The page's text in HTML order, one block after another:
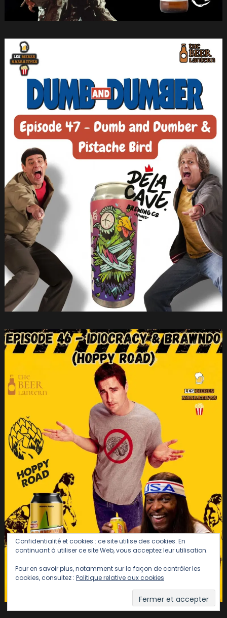
Confidentialité et cookies : ce site utilise des cookies. En
continuant à utiliser ce site Web, vous acceptez leur utilisation.
Pour en savoir plus, notamment sur la façon de contrôler les
cookies, consultez : Politique relative aux cookies